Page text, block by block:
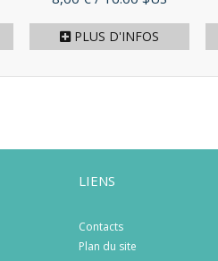
PLUS D'INFOS
LIENS
Contacts
Plan du site